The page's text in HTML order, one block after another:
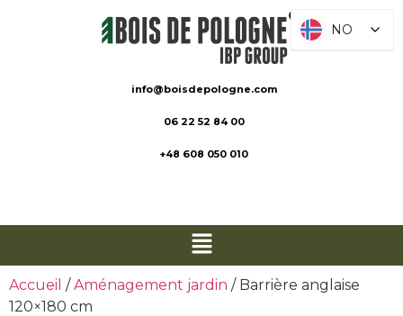
info@boisdepologne.com
06 22 52 84 00
+48 608 050 010
Accueil /Aménagement jardin / Barrière anglaise
120×180 cm
NO
NO